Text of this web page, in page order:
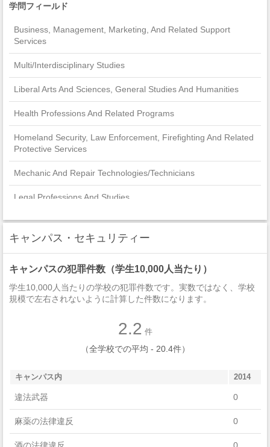
学問フィールド
Business, Management, Marketing, And Related Support
Services
Multi/Interdisciplinary Studies
Liberal Arts And Sciences, General Studies And Humanities
Health Professions And Related Programs
Homeland Security, Law Enforcement, Firefighting And Related
Protective Services
Mechanic And Repair Technologies/Technicians
Legal Professions And Studies
Psychology
Engineering Technologies And Engineering-Related Fields
Communication, Journalism, And Related Programs
History
キャンパス・セキュリティー
キャンパスの犯罪件数（学生10,000人当たり）
学生10,000人当たりの学校の犯罪件数です。実数ではなく、学校
規模で左右されないように計算した件数になります。
2.2 件
（全学校での平均 - 20.4件）
キャンパス内 2014
違法武器 0
麻薬の法律違反 0
酒の法律違反 0